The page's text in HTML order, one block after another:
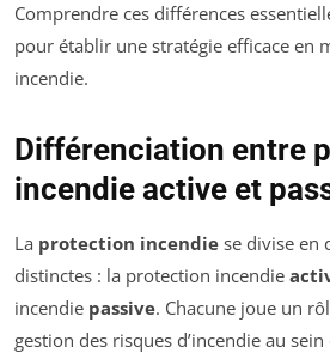
Comprendre ces différences
pour établir une stratégie efficace en
incendie.
Différenciation entre
incendie active et
La protection incendie se divise en
distinctes : la protection incendie
incendie passive. Chacune joue un
gestion des risques d’incendie au